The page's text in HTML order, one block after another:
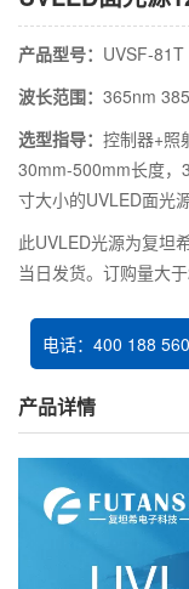
产品型号： UVSF-81T
波长范围： 365nm
选型指导： 控制器+照
30mm-500mm长度，
寸大小的UVLED面光源
此UVLED光源为复坦
当日发货。订购量大
电话：400 188
产品详情